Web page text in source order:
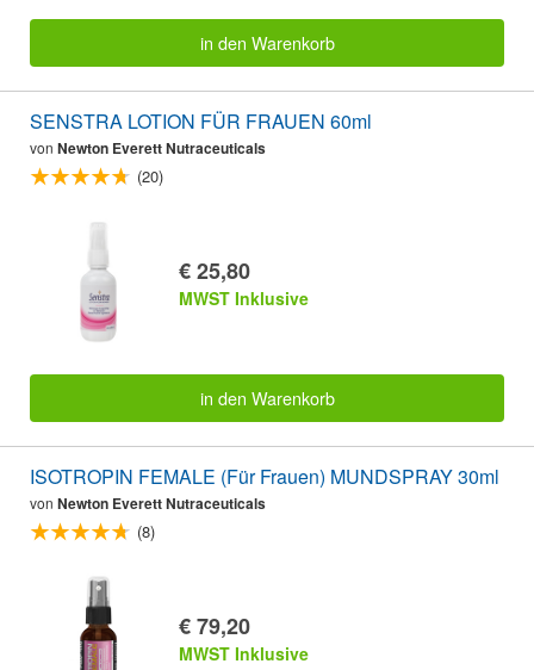
in den Warenkorb
SENSTRA LOTION FÜR FRAUEN 60ml
von Newton Everett Nutraceuticals
(20)
€ 25,80
MWST Inklusive
in den Warenkorb
ISOTROPIN FEMALE (Für Frauen) MUNDSPRAY 30ml
von Newton Everett Nutraceuticals
(8)
€ 79,20
MWST Inklusive